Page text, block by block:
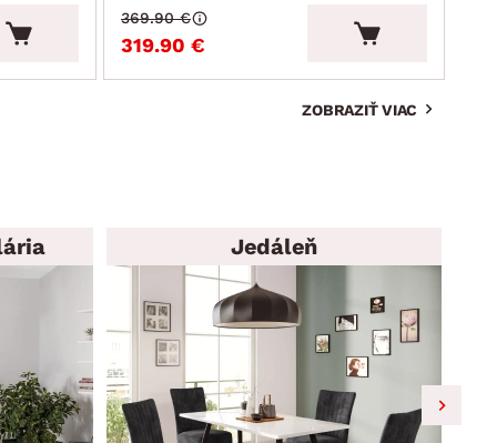
319.90 €
369.90 €
ZOBRAZIŤ VIAC
Jedáleň